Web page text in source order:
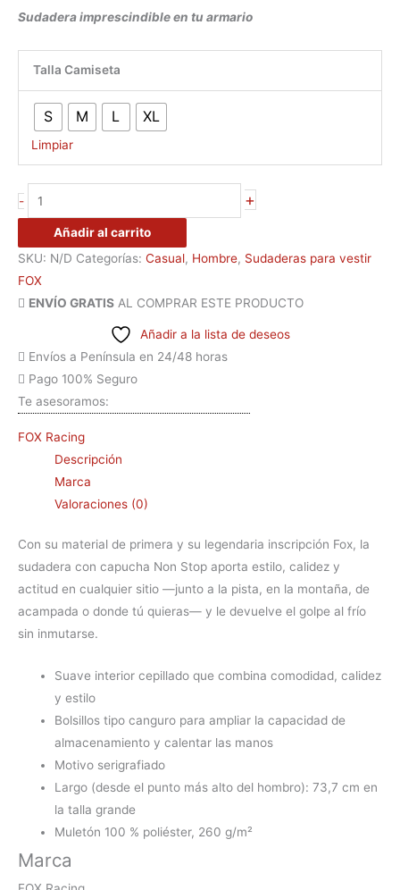
Sudadera imprescindible en tu armario
Talla Camiseta
S M L XL
Limpiar
- +
Añadir al carrito
SKU: N/D Categorías: Casual, Hombre, Sudaderas para vestir
FOX
ENVÍO GRATIS AL COMPRAR ESTE PRODUCTO
Añadir a la lista de deseos
Envíos a Península en 24/48 horas
Pago 100% Seguro
Te asesoramos:
FOX Racing
Descripción
Marca
Valoraciones (0)
Con su material de primera y su legendaria inscripción Fox, la
sudadera con capucha Non Stop aporta estilo, calidez y
actitud en cualquier sitio —junto a la pista, en la montaña, de
acampada o donde tú quieras— y le devuelve el golpe al frío
sin inmutarse.
Suave interior cepillado que combina comodidad, calidez
y estilo
Bolsillos tipo canguro para ampliar la capacidad de
almacenamiento y calentar las manos
Motivo serigrafiado
Largo (desde el punto más alto del hombro): 73,7 cm en
la talla grande
Muletón 100 % poliéster, 260 g/m²
Marca